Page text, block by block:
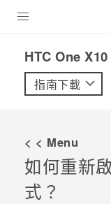
VIVE
配件
VIVERSE
HTC One X10‎
指南下載
< < Menu
如何重新
式？